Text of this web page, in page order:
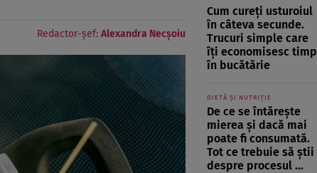
Redactor-șef: Alexandra Necșoiu
Cum cureți usturoiul
în câteva secunde.
Trucuri simple care
îți economisesc timp
în bucătărie
DIETĂ ȘI NUTRIȚIE
De ce se întărește
mierea și dacă mai
poate fi consumată.
Tot ce trebuie să știi
despre procesul ...